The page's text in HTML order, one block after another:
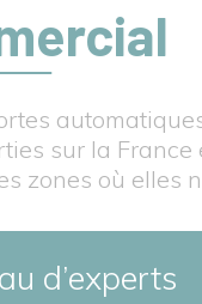
sur la France
zones où elles
d’experts